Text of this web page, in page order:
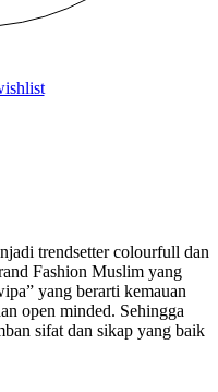
trendsetter colourfull dan
Fashion Muslim yang
yang berarti kemauan
open minded. Sehingga
sifat dan sikap yang baik